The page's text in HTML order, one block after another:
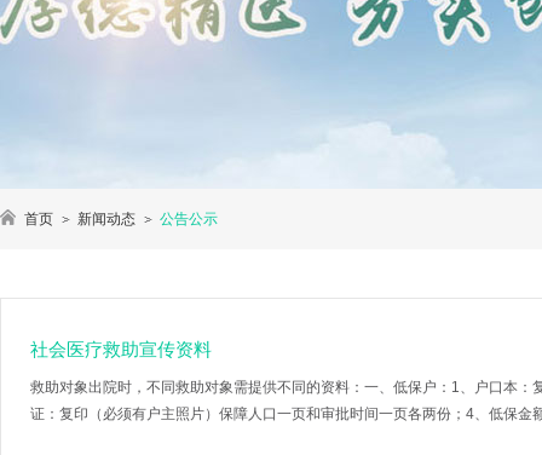
首页 新闻动态 公告公示
社会医疗救助宣传资料
救助对象出院时，不同救助对象需提供不同的资料：一、低保户：1、户口本
证：复印（必须有户主照片）保障人口一页和审批时间一页各两份；4、低保金